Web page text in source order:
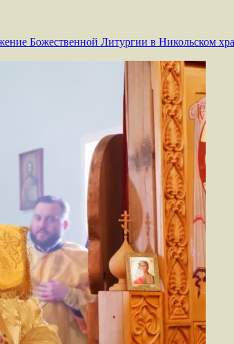
Божественной Литургии в Никольском